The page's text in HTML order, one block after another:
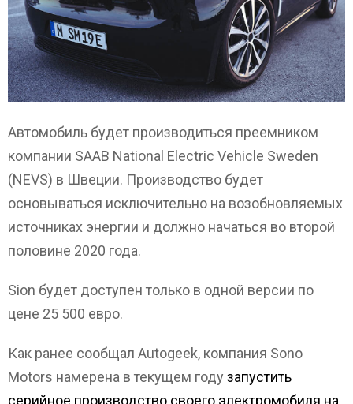
Автомобиль будет производиться преемником
компании SAAB National Electric Vehicle Sweden
(NEVS) в Швеции. Производство будет
основываться исключительно на возобновляемых
источниках энергии и должно начаться во второй
половине 2020 года.
Sion будет доступен только в одной версии по
цене 25 500 евро.
Как ранее сообщал Autogeek, компания Sono
Motors намерена в текущем году запустить
серийное производство своего электромобиля на